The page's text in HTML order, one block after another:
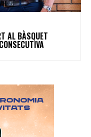
AL BÀSQUET